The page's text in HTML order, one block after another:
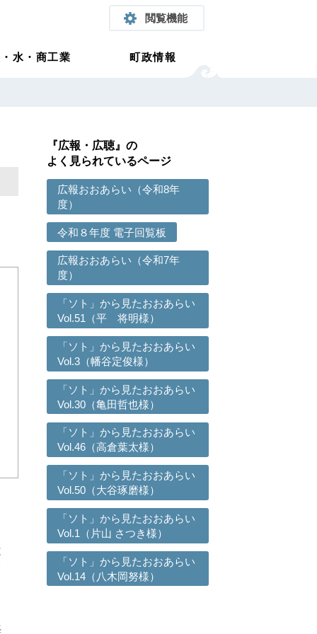
閲覧機能
水・商工業 町政情報
『広報・広聴』の
よく見られているページ
広報おおあらい（令和8年
度）
令和８年度 電子回覧板
広報おおあらい（令和7年
度）
「ソト」から見たおおあらい
Vol.51（平 将明様）
「ソト」から見たおおあらい
Vol.3（幡谷定俊様）
「ソト」から見たおおあらい
Vol.30（亀田哲也様）
「ソト」から見たおおあらい
Vol.46（高倉葉太様）
「ソト」から見たおおあらい
Vol.50（大谷琢磨様）
「ソト」から見たおおあらい
Vol.1（片山 さつき様）
「ソト」から見たおおあらい
Vol.14（八木岡努様）